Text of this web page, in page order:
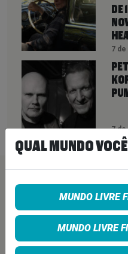
DE
7
7 de
PEÇA SUA
Quer sugerir uma
programação? É só
QUAL MUNDO
MUNDO LIVRE
MUNDO LIVRE